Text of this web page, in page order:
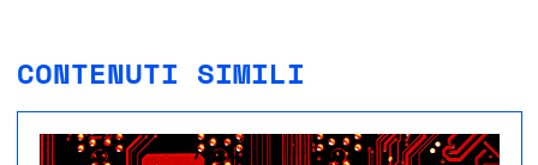
CONTENUTI SIMILI